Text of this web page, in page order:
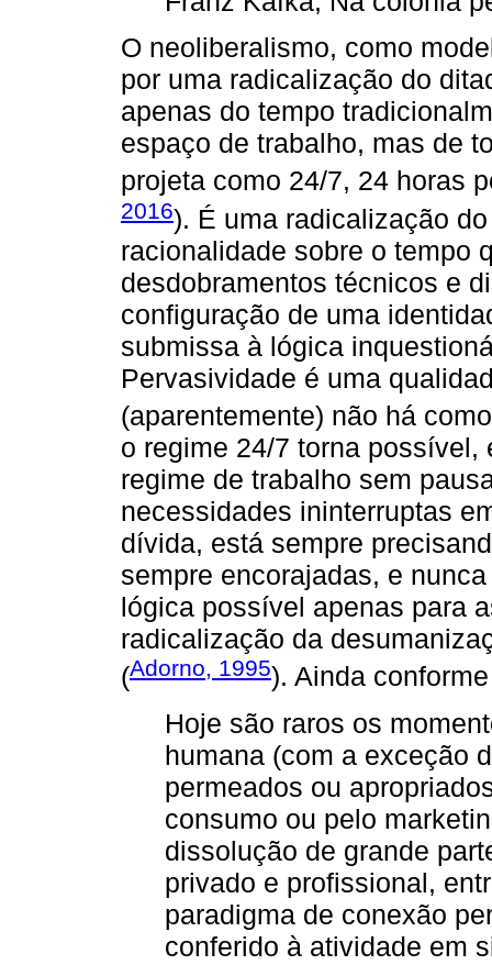
O neoliberalismo, como
por uma radicalização do
apenas do tempo
espaço de trabalho, mas de
projeta como 24/7, 24 horas
2016). É uma radicalização
racionalidade sobre o tempo
desdobramentos técnicos e
configuração de uma
submissa à lógica
Pervasividade é uma
(aparentemente) não há
o regime 24/7 torna
regime de trabalho sem
necessidades ininterruptas
dívida, está sempre
sempre encorajadas, e
lógica possível apenas para
radicalização da
(Adorno, 1995). Ainda
Hoje são raros os
humana (com a exceção
permeados ou
consumo ou pelo
dissolução de grande
privado e profissional,
paradigma de conexão
conferido à atividade em